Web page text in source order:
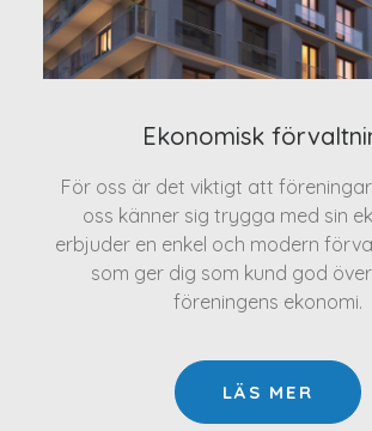
Ekonomisk
För oss är det viktigt att
oss känner sig trygga med sin
erbjuder en enkel och modern
som ger dig som kund god
föreningens ekonomi.
LÄS MER